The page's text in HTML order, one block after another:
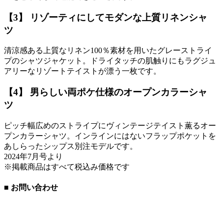
【3】 リゾーティにしてモダンな上質リネンシャ
ツ
清涼感ある上質なリネン100％素材を用いたグレーストライ
プのシャツジャケット。ドライタッチの肌触りにもラグジュ
アリーなリゾートテイストが漂う一枚です。
【4】 男らしい両ポケ仕様のオープンカラーシャ
ツ
ピッチ幅広めのストライプにヴィンテージテイスト薫るオー
プンカラーシャツ。インラインにはないフラップポケットを
あしらったシップス別注モデルです。
2024年7月号より
※掲載商品はすべて税込み価格です
■ お問い合わせ